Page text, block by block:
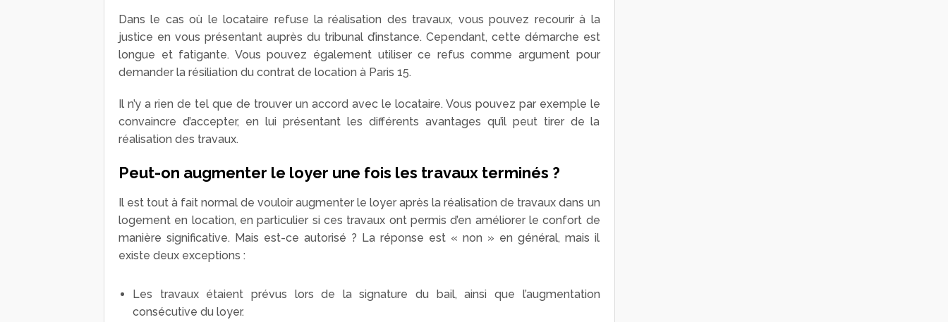
Dans le cas où le locataire refuse la réalisation des travaux, vous pouvez recourir à la
justice en vous présentant auprès du tribunal d’instance. Cependant, cette démarche est
longue et fatigante. Vous pouvez également utiliser ce refus comme argument pour
demander la résiliation du contrat de location à Paris 15.
Il n’y a rien de tel que de trouver un accord avec le locataire. Vous pouvez par exemple le
convaincre d’accepter, en lui présentant les différents avantages qu’il peut tirer de la
réalisation des travaux.
Peut-on augmenter le loyer une fois les travaux terminés ?
Il est tout à fait normal de vouloir augmenter le loyer après la réalisation de travaux dans un
logement en location, en particulier si ces travaux ont permis d’en améliorer le confort de
manière significative. Mais est-ce autorisé ? La réponse est « non » en général, mais il
existe deux exceptions :
Les travaux étaient prévus lors de la signature du bail, ainsi que l’augmentation
consécutive du loyer.